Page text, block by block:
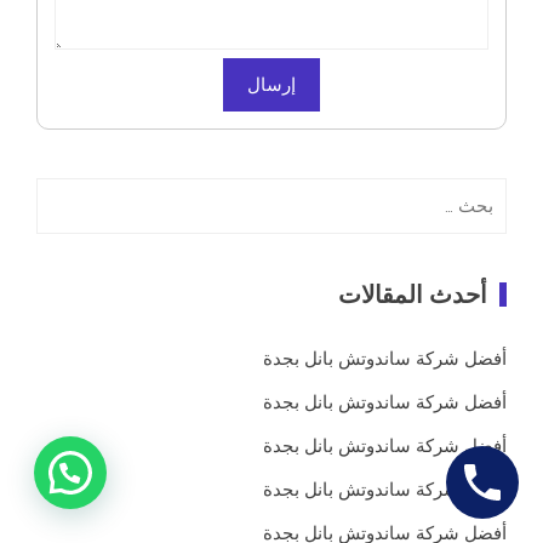
عن:
أحدث المقالات
أفضل شركة ساندوتش بانل بجدة
أفضل شركة ساندوتش بانل بجدة
أفضل شركة ساندوتش بانل بجدة
أفضل شركة ساندوتش بانل بجدة
أفضل شركة ساندوتش بانل بجدة